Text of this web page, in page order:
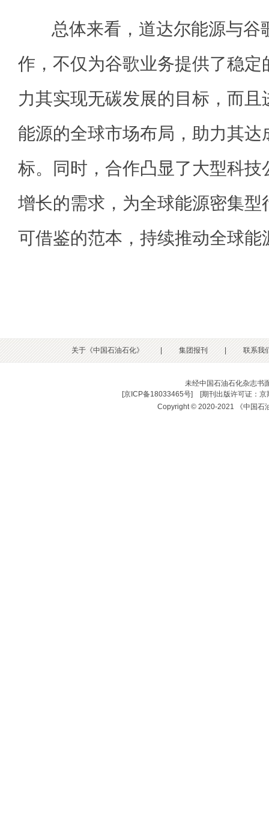
总体来看，道达尔能源与谷
作，不仅为谷歌业务提供了稳定
力其实现无碳发展的目标，而
能源的全球市场布局，助力其达
标。同时，合作凸显了大型科技
增长的需求，为全球能源密集型
可借鉴的范本，持续推动全球能
关于《中国石油石化》 集团报刊 联系我
未经中国石油石化杂志书
[京ICP备18033465号] [期刊出版许可证：
Copyright © 2020-2021 《中国石